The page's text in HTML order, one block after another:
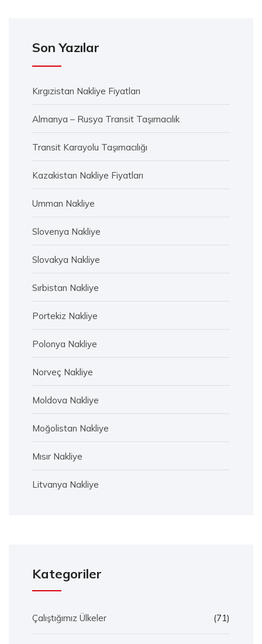
Son Yazılar
Kırgızistan Nakliye Fiyatları
Almanya – Rusya Transit Taşımacılık
Transit Karayolu Taşımacılığı
Kazakistan Nakliye Fiyatları
Umman Nakliye
Slovenya Nakliye
Slovakya Nakliye
Sırbistan Nakliye
Portekiz Nakliye
Polonya Nakliye
Norveç Nakliye
Moldova Nakliye
Moğolistan Nakliye
Mısır Nakliye
Litvanya Nakliye
Kategoriler
Çalıştığımız Ülkeler (71)